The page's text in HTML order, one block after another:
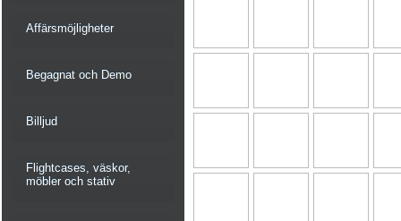
Affärsmöjligheter
Begagnat och Demo
Billjud
Flightcases, väskor,
möbler och stativ